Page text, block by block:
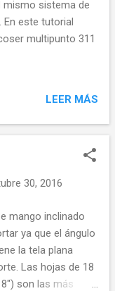
mismo sistema de
En este tutorial
multipunto 311
LEER MÁS
30, 2016
mango inclinado
ya que el ángulo
la tela plana
Las hojas de 18
son las más